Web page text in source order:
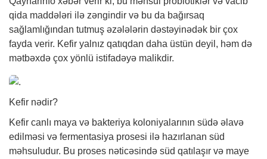
qida maddələri ilə zəngindir və bu da bağırsaq
sağlamlığından tutmuş əzələlərin dəstəyinədək bir çox
fayda verir. Kefir yalnız qatıqdan daha üstün deyil, həm də
mətbəxdə çox yönlü istifadəyə malikdir.
Kefir nədir?
Kefir canlı maya və bakteriya koloniyalarının südə əlavə
edilməsi və fermentasiya prosesi ilə hazırlanan süd
məhsuludur. Bu proses nəticəsində süd qatılaşır və maye